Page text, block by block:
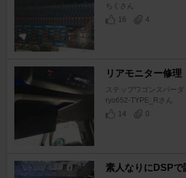
ちくさん
16
4
リアモニター修理
ステップワゴンスパーダ
ryo652-TYPE_Rさん
14
0
素人なりにDSPで